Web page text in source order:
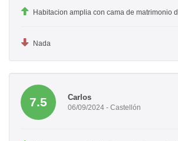
Habitacion amplia con cama de matrimonio
Nada
7.5 Carlos
06/09/2024 - Castellón